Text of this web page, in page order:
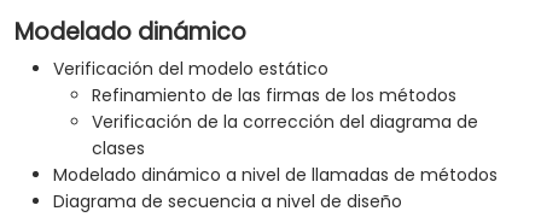
Modelado dinámico
Verificación del modelo estático
Refinamiento de las firmas de los métodos
Verificación de la corrección del diagrama de
clases
Modelado dinámico a nivel de llamadas de métodos
Diagrama de secuencia a nivel de diseño